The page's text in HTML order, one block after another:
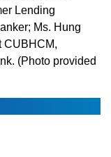
Lending
Ms. Hung
CUBHCM,
(Photo provided